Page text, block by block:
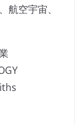
航空宇宙、